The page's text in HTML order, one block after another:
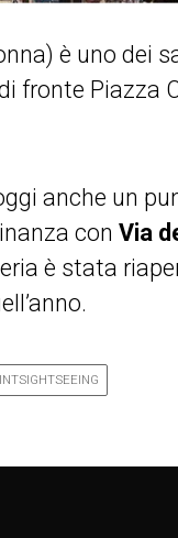
è uno dei
fronte Piazza
anche un
con Via
è stata